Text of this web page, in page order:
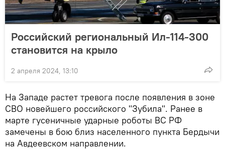
Российский региональный Ил-114-300
становится на крыло
2 апреля 2024, 13:10
На Западе растет тревога после появления в зоне
СВО новейшего российского "Зубила". Ранее в
марте гусеничные ударные роботы ВС РФ
замечены в бою близ населенного пункта Бердычи
на Авдеевском направлении.